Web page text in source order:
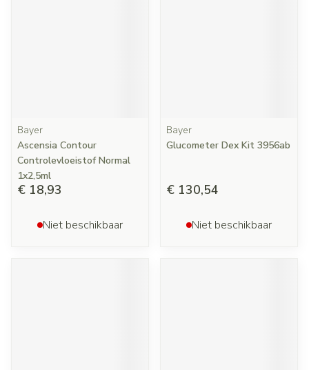
Bayer
Ascensia Contour
Controlevloeistof Normal
1x2,5ml
€ 18,93
Niet beschikbaar
Bayer
Glucometer Dex Kit 3956ab
€ 130,54
Niet beschikbaar